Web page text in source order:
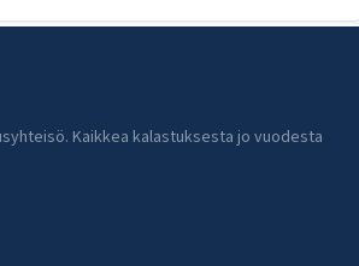
Kaikkea kalastuksesta jo vuodesta